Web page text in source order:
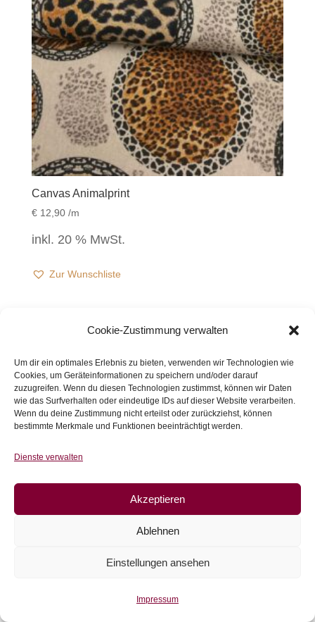
Cookie-Zustimmung verwalten
Um dir ein optimales Erlebnis zu bieten, verwenden wir Technologien wie
Cookies, um Geräteinformationen zu speichern und/oder darauf
zuzugreifen. Wenn du diesen Technologien zustimmst, können wir Daten
wie das Surfverhalten oder eindeutige IDs auf dieser Website verarbeiten.
Wenn du deine Zustimmung nicht erteilst oder zurückziehst, können
bestimmte Merkmale und Funktionen beeinträchtigt werden.
Dienste verwalten
Akzeptieren
Ablehnen
Einstellungen ansehen
Impressum
Canvas Animalprint
€12,90/m
inkl. 20 % MwSt.
Zur Wunschliste